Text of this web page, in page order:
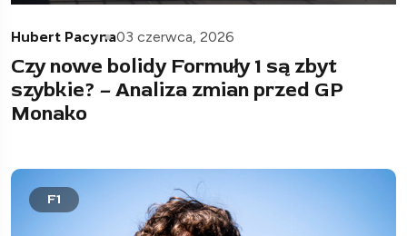
Hubert Pacyna03 czerwca, 2026
Czy nowe bolidy Formuły 1 są zbyt
szybkie? – Analiza zmian przed GP
Monako
F1